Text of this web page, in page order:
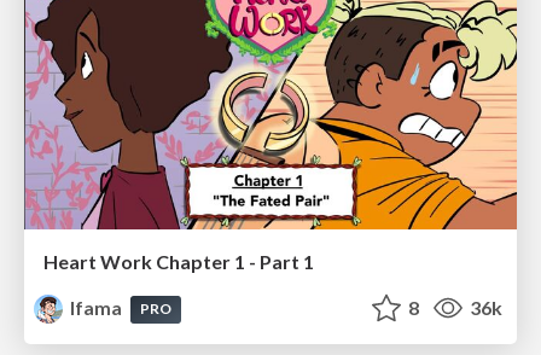
Heart Work Chapter 1 - Part 1
lfama
PRO 8 36k